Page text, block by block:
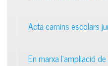
Acta camins escolars
En marxa l’ampliació